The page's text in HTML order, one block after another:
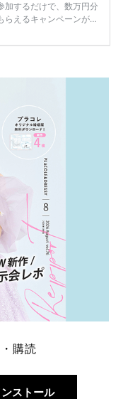
加するだけで、数万円分
らえるキャンペーンがあ
してしまうことも……。
典は？」といった疑問も
補を絞れる「ウェディ
型 […]続きを読む
購読
ンストール